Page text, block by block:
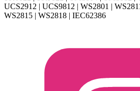
UCS2912 | UCS9812 | WS2801 |
WS2815 | WS2818 | IEC62386